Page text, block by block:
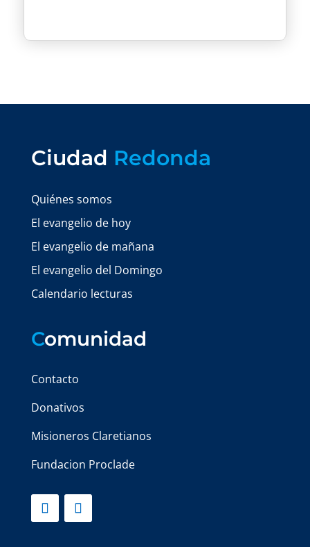
Ciudad Redonda
Quiénes somos
El evangelio de hoy
El evangelio de mañana
El evangelio del Domingo
Calendario lecturas
Comunidad
Contacto
Donativos
Misioneros Claretianos
Fundacion Proclade